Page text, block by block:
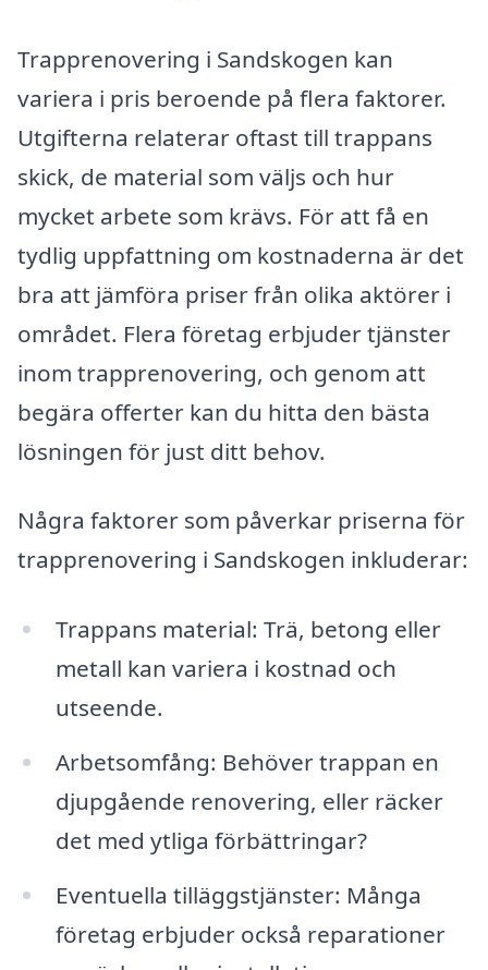
Trapprenovering i Sandskogen kan
variera i pris beroende på flera faktorer.
Utgifterna relaterar oftast till trappans
skick, de material som väljs och hur
mycket arbete som krävs. För att få en
tydlig uppfattning om kostnaderna är det
bra att jämföra priser från olika aktörer i
området. Flera företag erbjuder tjänster
inom trapprenovering, och genom att
begära offerter kan du hitta den bästa
lösningen för just ditt behov.
Några faktorer som påverkar priserna för
trapprenovering i Sandskogen inkluderar:
Trappans material: Trä, betong eller
metall kan variera i kostnad och
utseende.
Arbetsomfång: Behöver trappan en
djupgående renovering, eller räcker
det med ytliga förbättringar?
Eventuella tilläggstjänster: Många
företag erbjuder också reparationer